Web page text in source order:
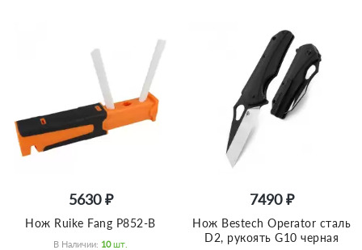
5630 ₽
Нож Ruike Fang P852-B
В Наличии: 10 Шт.
7490 ₽
Нож Bestech Operator сталь
D2, рукоять G10 черная